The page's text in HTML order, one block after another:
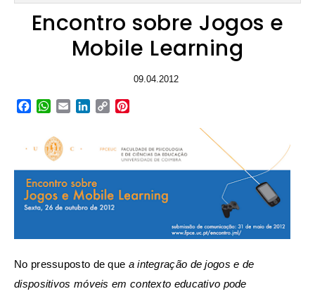
Encontro sobre Jogos e
Mobile Learning
09.04.2012
Facebook
WhatsApp
EmailLinkedIn
Copy
No pressuposto de que a integração de jogos e de
dispositivos móveis em contexto educativo pode